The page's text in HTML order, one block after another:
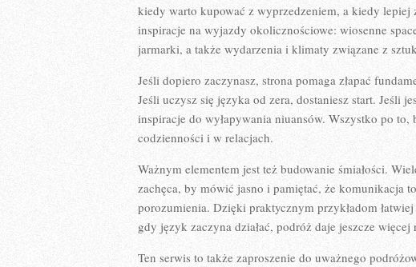
kiedy warto kupować z wyprzedzeniem, a kiedy lepiej
inspiracje na wyjazdy okolicznościowe: wiosenne
jarmarki, a także wydarzenia i klimaty związane z
Jeśli dopiero zaczynasz, strona pomaga złapać
Jeśli uczysz się języka od zera, dostaniesz start. Jeśli
inspiracje do wyłapywania niuansów. Wszystko po
codzienności i w relacjach.
Ważnym elementem jest też budowanie śmiałości.
zachęca, by mówić jasno i pamiętać, że komunikacja
porozumienia. Dzięki praktycznym przykładom
gdy język zaczyna działać, podróż daje jeszcze więcej
Ten serwis to także zaproszenie do uważnego